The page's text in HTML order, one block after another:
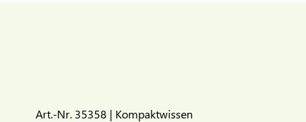
Art.-Nr. 35358 | Kompaktwissen